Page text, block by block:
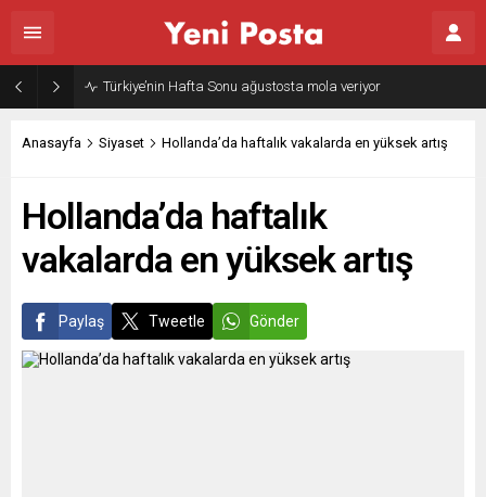
Türkiye’nin Hafta Sonu ağustosta mola veriyor
Anasayfa Siyaset Hollanda’da haftalık vakalarda en yüksek artış
Hollanda’da haftalık
vakalarda en yüksek artış
Paylaş Tweetle Gönder